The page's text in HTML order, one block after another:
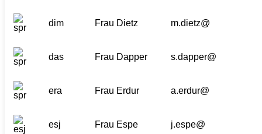
dim Frau Dietz m.dietz@
das Frau Dapper s.dapper@
era Frau Erdur a.erdur@
esj Frau Espe j.espe@